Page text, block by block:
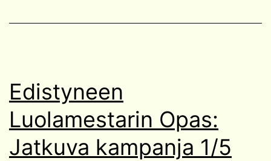
Edistyneen
Luolamestarin Opas:
Jatkuva kampanja 1/5